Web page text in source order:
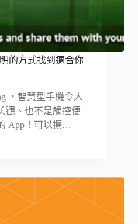
的方式找到適合你
，智慧型手機令人
觀、也不是觸控便
App！可以擴…